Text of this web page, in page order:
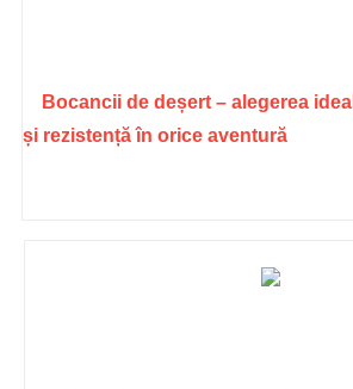
Bocancii de deșert – alegerea
și rezistență în orice aventură